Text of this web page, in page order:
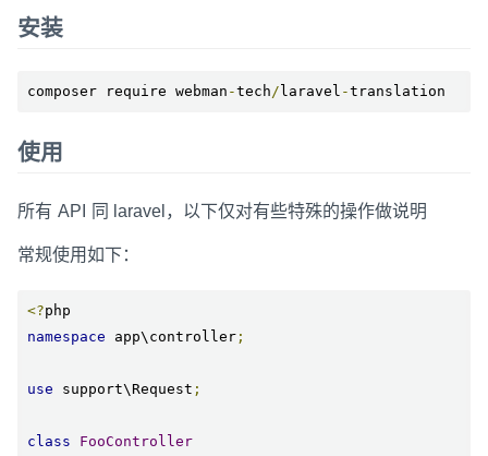
安装
composer require webman -tech/ laravel -translation
使用
所有 API 同 laravel，以下仅对有些特殊的操作做说明
常规使用如下：
<?
namespace app\controller ;
use support\Request ;
class
FooController